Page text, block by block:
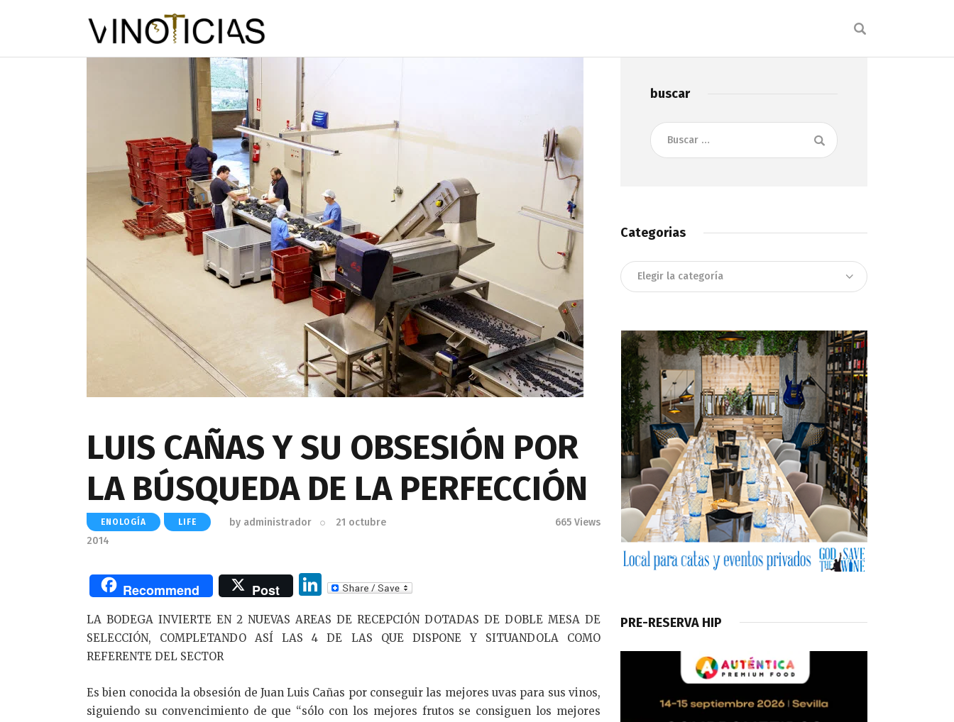
LUIS CAÑAS Y SU OBSESIÓN POR
LA BÚSQUEDA DE LA PERFECCIÓN
ENOLOGÍA LIFE by administrador
21 octubre
2014
665 Views
Recommend Post
Li
k
n
LA BODEGA INVIERTE EN 2 NUEVAS AREAS DE RECEPCIÓN DOTADAS DE DOBLE MESA DE
SELECCIÓN, COMPLETANDO ASÍ LAS 4 DE LAS QUE DISPONE Y SITUANDOLA COMO
REFERENTE DEL SECTOR
Es bien conocida la obsesión de Juan Luis Cañas por conseguir las mejores uvas para sus vinos,
siguiendo su convencimiento de que “sólo con los mejores frutos se consiguen los mejores
buscar
Buscar:
Categorias
Categorias
PRE-RESERVA HIP